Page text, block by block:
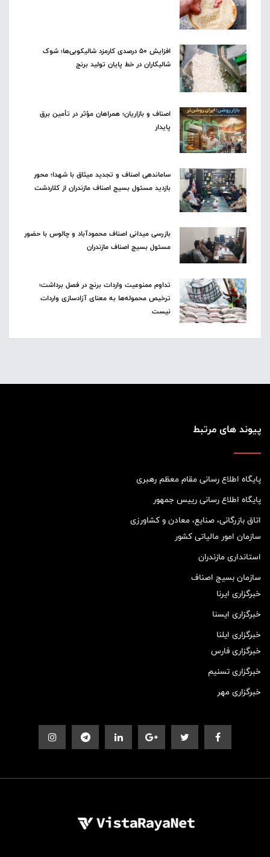
افزایش ۵۰ درصدی کارمزد شالیکوبی‌ها؛ شوک
شالیکاران در خط پایان تولید برنج
اصناف و بازاریان؛ همراهان مؤثر در تأمین برق
پایدار
ساماندهی اصناف و تجدید میثاق با شهدا؛ محور
بازدید مسئول بسیج اصناف مازندران از کلاردشت
بازرسی میدانی اصناف محمودآباد و چالوس با حضور
مسئول بسیج اصناف مازندران
تداوم ممنوعیت واردات برنج در فصل برداشت؛
ترخیص محموله‌ها به معنای آزادسازی واردات
نیست
پیوند های مرتبط
پایگاه اطلاع رسانی مقام معظم رهبری
پایگاه اطلاع رسانی رییس جمهور
اتاق بازرگانی، صنایع، معادن و کشاورزی
سازمان امور مالیاتی کشور
استانداری مازندران
سازمان بسیج اصناف
خبرگزاری ایرنا
خبرگزاری ایسنا
خبرگزاری ایلنا
خبرگزاری فارس
خبرگزاری تسنیم
خبرگزاری مهر